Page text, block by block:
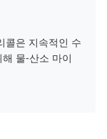
콜은 지속적인 수
물-산소 마이